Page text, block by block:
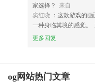
家选择？ 来自
窦红晓 ：这款游戏的
一种身临其境的感觉。
更多回复
og网站热门文章